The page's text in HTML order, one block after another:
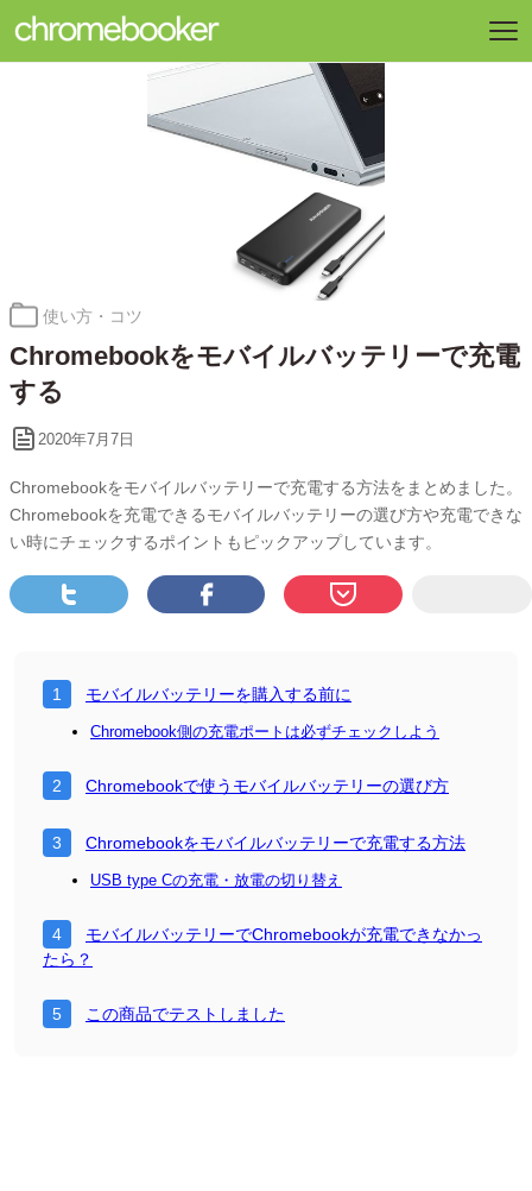
カ
ゴ
リ
ー:
使い方・コツ
Chromebookをモバイルバッテリーで充電
する
2020年7月7日
Chromebookをモバイルバッテリーで充電する方法をまとめました。
Chromebookを充電できるモバイルバッテリーの選び方や充電できな
い時にチェックするポイントもピックアップしています。
モバイルバッテリーを購入する前に
Chromebook側の充電ポートは必ずチェックしよう
Chromebookで使うモバイルバッテリーの選び方
Chromebookをモバイルバッテリーで充電する方法
USB type Cの充電・放電の切り替え
モバイルバッテリーでChromebookが充電できなかっ
たら？
この商品でテストしました